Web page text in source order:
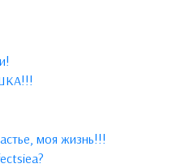
моя жизнь!!!